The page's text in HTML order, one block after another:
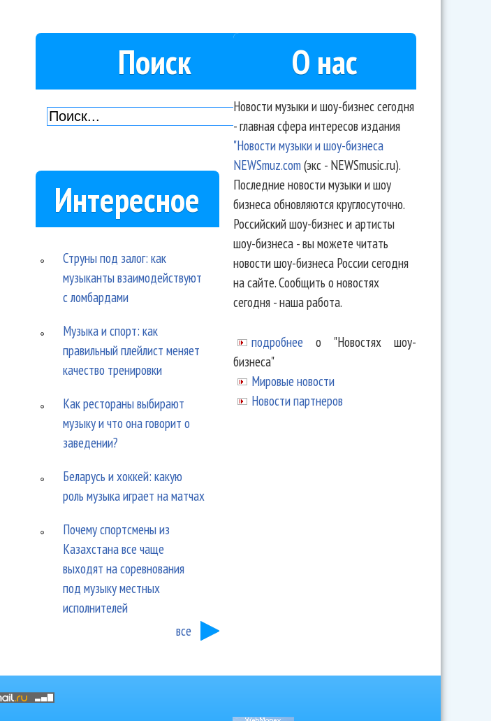
Поиск
Интересное
Струны под залог: как
музыканты взаимодействуют
с ломбардами
Музыка и спорт: как
правильный плейлист меняет
качество тренировки
Как рестораны выбирают
музыку и что она говорит о
заведении?
Беларусь и хоккей: какую
роль музыка играет на матчах
Почему спортсмены из
Казахстана все чаще
выходят на соревнования
под музыку местных
исполнителей
все
О нас
Новости музыки и шоу-бизнес сегодня
- главная сфера интересов издания
"Новости музыки и шоу-бизнеса
NEWSmuz.com(экс - NEWSmusic.ru).
Последние новости музыки и шоу
бизнеса обновляются круглосуточно.
Российский шоу-бизнес и артисты
шоу-бизнеса - вы можете читать
новости шоу-бизнеса России сегодня
на сайте. Сообщить о новостях
сегодня - наша работа.
подробнее о "Новостях шоу-
бизнеса"
Мировые новости
Новости партнеров